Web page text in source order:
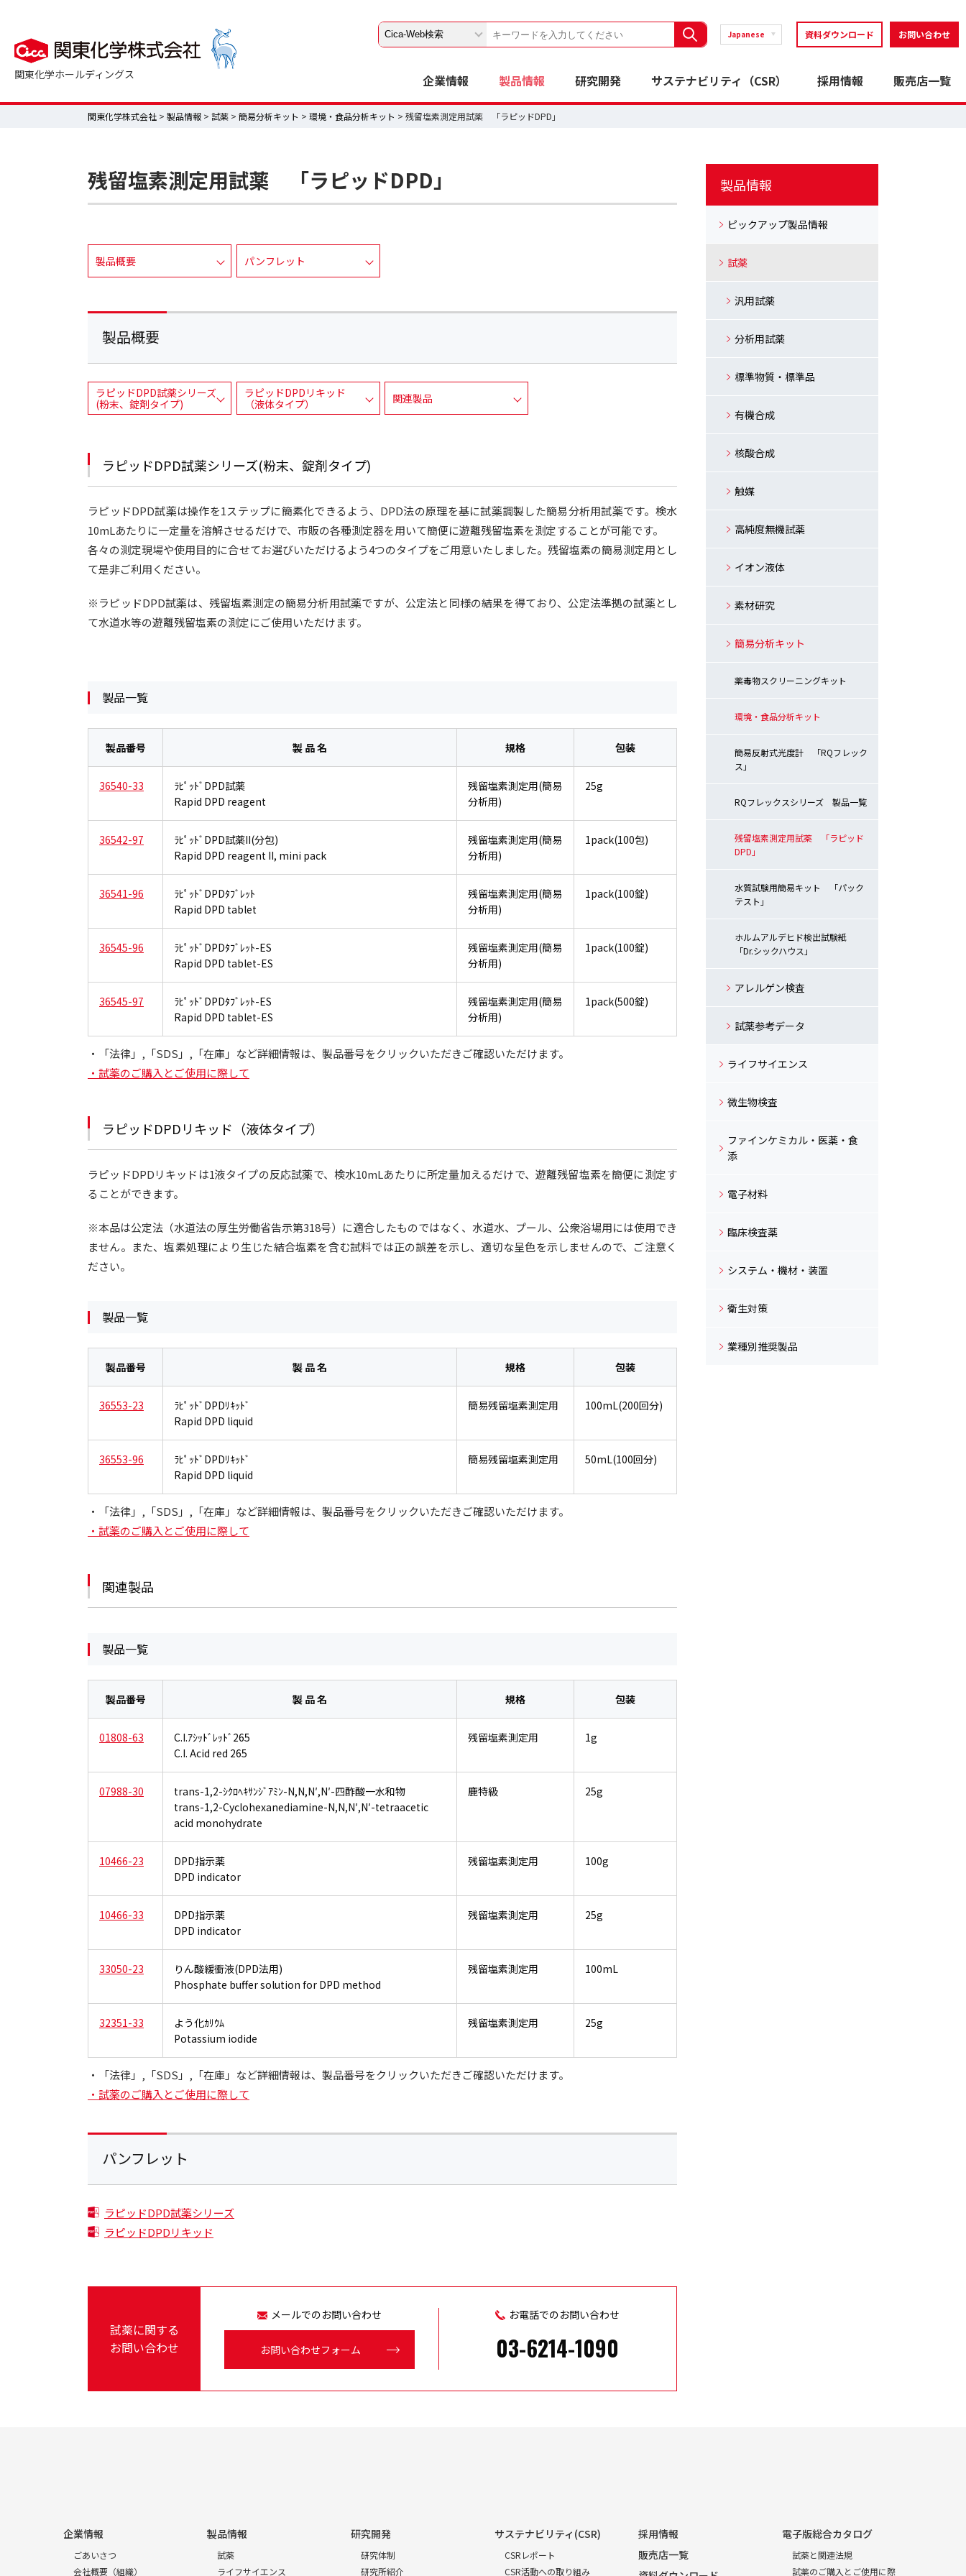
関東化学ホールディングス
Japanese 資料ダウンロード お問い合わせ
企業情報 製品情報 研究開発 サステナビリティ（CSR） 採用情報 販売店一覧
関東化学株式会社 > 製品情報 > 試薬 > 簡易分析キット > 環境・食品分析キット > 残留塩素測定用試薬 「ラピッドDPD」
残留塩素測定用試薬 「ラピッドDPD」
製品概要 パンフレット
製品概要
ラピッドDPD試薬シリーズ
(粉末、錠剤タイプ)
ラピッドDPDリキッド
（液体タイプ）
関連製品
ラピッドDPD試薬シリーズ(粉末、錠剤タイプ)
ラピッドDPD試薬は操作を1ステップに簡素化できるよう、DPD法の原理を基に試薬調製した簡易分析用試薬です。検水
10mLあたりに一定量を溶解させるだけで、市販の各種測定器を用いて簡便に遊離残留塩素を測定することが可能です。
各々の測定現場や使用目的に合せてお選びいただけるよう4つのタイプをご用意いたしました。残留塩素の簡易測定用とし
て是非ご利用ください。
※ラピッドDPD試薬は、残留塩素測定の簡易分析用試薬ですが、公定法と同様の結果を得ており、公定法準拠の試薬とし
て水道水等の遊離残留塩素の測定にご使用いただけます。
製品一覧
製品番号 製 品 名 規格 包装
36540-33
ﾗﾋﾟｯﾄﾞDPD試薬
Rapid DPD reagent
残留塩素測定用(簡易
分析用)
25g
36542-97
ﾗﾋﾟｯﾄﾞDPD試薬II(分包)
Rapid DPD reagent II, mini pack
残留塩素測定用(簡易
分析用)
1pack(100包)
36541-96
ﾗﾋﾟｯﾄﾞDPDﾀﾌﾞﾚｯﾄ
Rapid DPD tablet
残留塩素測定用(簡易
分析用)
1pack(100錠)
36545-96
ﾗﾋﾟｯﾄﾞDPDﾀﾌﾞﾚｯﾄ-ES
Rapid DPD tablet-ES
残留塩素測定用(簡易
分析用)
1pack(100錠)
36545-97
ﾗﾋﾟｯﾄﾞDPDﾀﾌﾞﾚｯﾄ-ES
Rapid DPD tablet-ES
残留塩素測定用(簡易
分析用)
1pack(500錠)
・「法律」,「SDS」,「在庫」など詳細情報は、製品番号をクリックいただきご確認いただけます。
・試薬のご購入とご使用に際して
ラピッドDPDリキッド（液体タイプ）
ラピッドDPDリキッドは1液タイプの反応試薬で、検水10mLあたりに所定量加えるだけで、遊離残留塩素を簡便に測定す
ることができます。
※本品は公定法（水道法の厚生労働省告示第318号）に適合したものではなく、水道水、プール、公衆浴場用には使用でき
ません。また、塩素処理により生じた結合塩素を含む試料では正の誤差を示し、適切な呈色を示しませんので、ご注意く
ださい。
製品一覧
製品番号 製 品 名 規格 包装
36553-23
ﾗﾋﾟｯﾄﾞDPDﾘｷｯﾄﾞ
Rapid DPD liquid
簡易残留塩素測定用 100mL(200回分)
36553-96
ﾗﾋﾟｯﾄﾞDPDﾘｷｯﾄﾞ
Rapid DPD liquid
簡易残留塩素測定用 50mL(100回分)
・「法律」,「SDS」,「在庫」など詳細情報は、製品番号をクリックいただきご確認いただけます。
・試薬のご購入とご使用に際して
関連製品
製品一覧
製品番号 製 品 名 規格 包装
01808-63
C.I.ｱｼｯﾄﾞﾚｯﾄﾞ265
C.I. Acid red 265
残留塩素測定用 1g
07988-30
trans-1,2-ｼｸﾛﾍｷｻﾝｼﾞｱﾐﾝ-N,N,N′,N′-四酢酸一水和物
trans-1,2-Cyclohexanediamine-N,N,N′,N′-tetraacetic
acid monohydrate
鹿特級 25g
10466-23
DPD指示薬
DPD indicator
残留塩素測定用 100g
10466-33
DPD指示薬
DPD indicator
残留塩素測定用 25g
33050-23
りん酸緩衝液(DPD法用)
Phosphate buffer solution for DPD method
残留塩素測定用 100mL
32351-33
よう化ｶﾘｳﾑ
Potassium iodide
残留塩素測定用 25g
・「法律」,「SDS」,「在庫」など詳細情報は、製品番号をクリックいただきご確認いただけます。
・試薬のご購入とご使用に際して
パンフレット
ラピッドDPD試薬シリーズ
ラピッドDPDリキッド
試薬に関する
お問い合わせ
メールでのお問い合わせ
お問い合わせフォーム
お電話でのお問い合わせ
03-6214-1090
製品情報
ピックアップ製品情報
試薬
汎用試薬
分析用試薬
標準物質・標準品
有機合成
核酸合成
触媒
高純度無機試薬
イオン液体
素材研究
簡易分析キット
薬毒物スクリーニングキット
環境・食品分析キット
簡易反射式光度計 「RQフレック
ス」
RQフレックスシリーズ 製品一覧
残留塩素測定用試薬 「ラピッド
DPD」
水質試験用簡易キット 「パック
テスト」
ホルムアルデヒド検出試験紙
「Dr.シックハウス」
アレルゲン検査
試薬参考データ
ライフサイエンス
微生物検査
ファインケミカル・医薬・食
添
電子材料
臨床検査薬
システム・機材・装置
衛生対策
業種別推奨製品
企業情報
ごあいさつ
会社概要（組織）
製品情報
試薬
ライフサイエンス
研究開発
研究体制
研究所紹介
サステナビリティ(CSR)
CSRレポート
CSR活動への取り組み
採用情報
販売店一覧
電子版総合カタログ
試薬と関連法規
試薬のご購入とご使用に際